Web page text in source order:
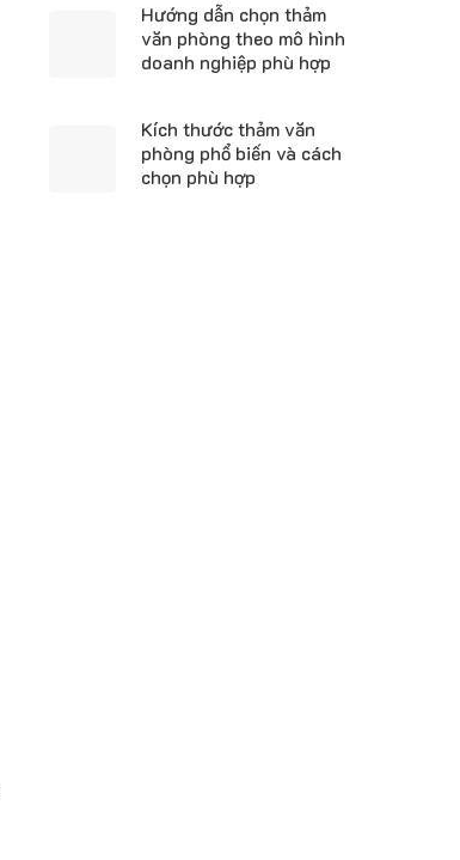
Hướng dẫn chọn thảm
văn phòng theo mô hình
doanh nghiệp phù hợp
Kích thước thảm văn
phòng phổ biến và cách
chọn phù hợp